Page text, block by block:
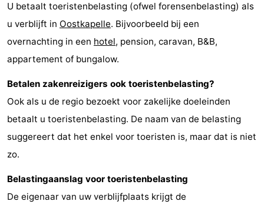
Steden
Rondleidingen
Sporten
-
Fietsen
-
Wandelen
Paardrijden
Maneges
-
U betaalt toeristenbelasting (ofwel forensenbelasting) als
u verblijft in Oostkapelle. Bijvoorbeeld bij een
overnachting in een hotel, pension, caravan, B&B,
appartement of bungalow.
Betalen zakenreizigers ook toeristenbelasting?
Ook als u de regio bezoekt voor zakelijke doeleinden
betaalt u toeristenbelasting. De naam van de belasting
suggereert dat het enkel voor toeristen is, maar dat is niet
zo.
Belastingaanslag voor toeristenbelasting
De eigenaar van uw verblijfplaats krijgt de